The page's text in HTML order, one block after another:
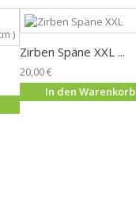
Zirben Späne XXL ...
20,00 €
In den Warenkorb